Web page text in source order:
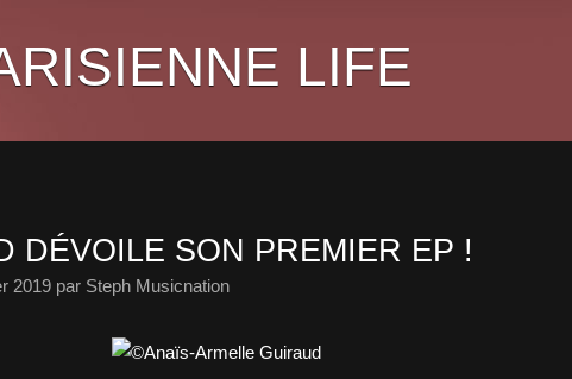
LIFE
DÉVOILE SON PREMIER EP !
2019 par Steph Musicnation